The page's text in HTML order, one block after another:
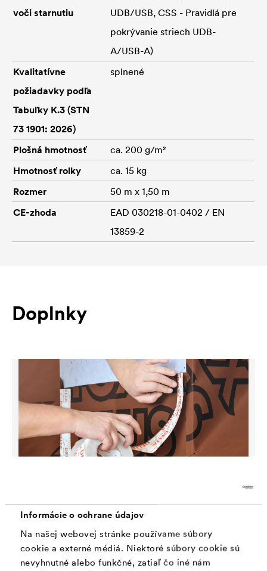
Informácie o ochrane údajov
Na našej webovej stránke používame súbory
cookie a externé médiá. Niektoré súbory cookie sú
nevyhnutné alebo funkčné, zatiaľ čo iné nám
voči starnutiu
UDB/USB, CSS - Pravidlá pre
pokrývanie striech UDB-
A/USB-A)
Kvalitatívne
požiadavky podľa
Tabuľky K.3 (STN
73 1901: 2026)
splnené
Plošná hmotnosť
ca. 200 g/m²
Hmotnosť rolky
ca. 15 kg
Rozmer
50 m x 1,50 m
CE-zhoda
EAD 030218-01-0402 / EN
13859-2
Doplnky
DELTA® -MULTI-BAND
Univerzálna lepiaca páska vysoko odolná proti starnutiu s
najvyššou lepiacou silou pre vnútorné aj vonkajšie použitie